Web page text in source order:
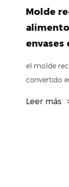
Molde
alimentos:
envases
convertido en
Leer más >>>